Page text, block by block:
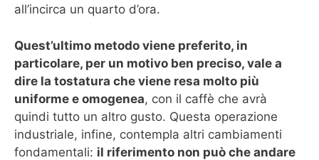
all’incirca un quarto d’ora.
Quest’ultimo metodo viene preferito, in
particolare, per un motivo ben preciso, vale a
dire la tostatura che viene resa molto più
uniforme e omogenea, con il caffè che avrà
quindi tutto un altro gusto. Questa operazione
industriale, infine, contempla altri cambiamenti
fondamentali: il riferimento non può che andare